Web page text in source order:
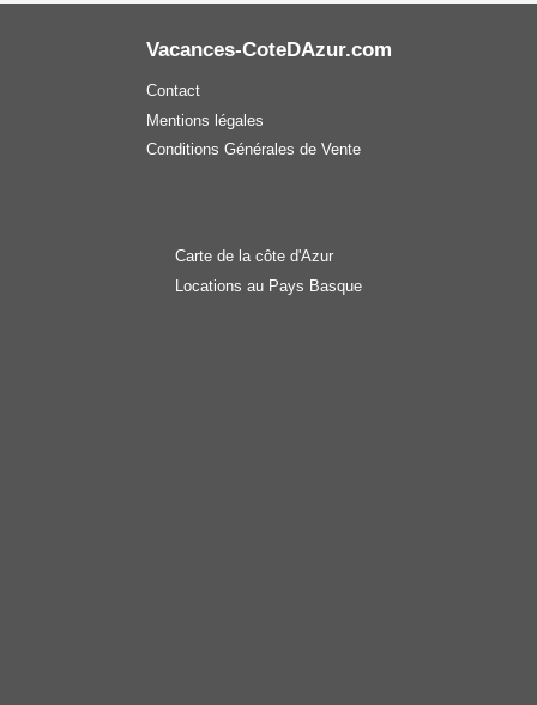
Vacances-CoteDAzur.com
Contact
Mentions légales
Conditions Générales de Vente
Carte de la côte d'Azur
Locations au Pays Basque